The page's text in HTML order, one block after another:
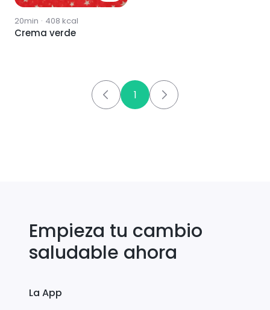
20min · 408 kcal
Crema verde
1
Empieza tu cambio
saludable ahora
La App